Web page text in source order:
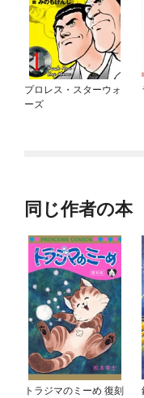
プロレス・スターウォ
ーズ
同じ作者の本
トラジマのミーめ 復刻